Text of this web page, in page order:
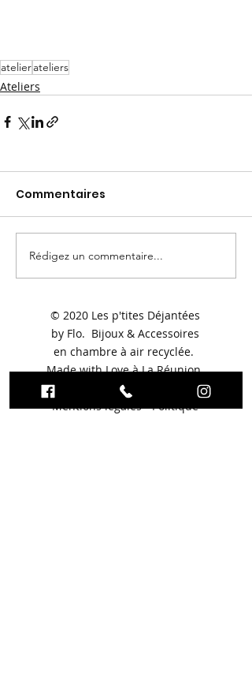
atelierateliers
Ateliers
Commentaires
Rédigez un commentaire...
© 2020 Les p'tites Déjantées
by Flo. Bijoux & Accessoires
en chambre à air recyclée.
Made with Love à La Réunion.
Mentions légales-Politique